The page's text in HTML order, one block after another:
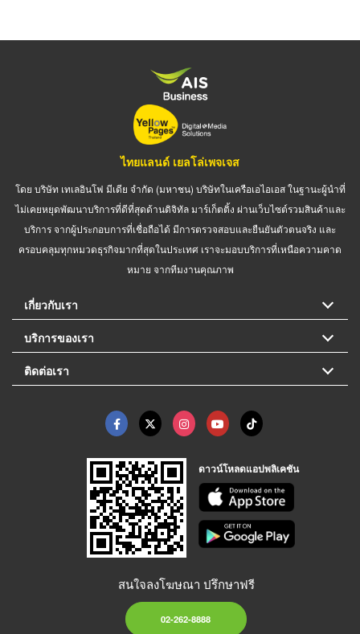
ไทยแลนด์ เยลโล่เพจเจส
โดย บริษัท เทเลอินโฟ มีเดีย จำกัด (มหาชน) บริษัทในเครือเอไอเอส ในฐานะผู้นำที่
ไม่เคยหยุดพัฒนาบริการที่ดีที่สุดด้านดิจิทัล มาร์เก็ตติ้ง ผ่านเว็บไซต์รวมสินค้าและ
บริการ จากผู้ประกอบการที่เชื่อถือได้ มีการตรวจสอบและยืนยันตัวตนจริง และ
ครอบคลุมทุกหมวดธุรกิจมากที่สุดในประเทศ เราจะมอบบริการที่เหนือความคาด
หมาย จากทีมงานคุณภาพ
เกี่ยวกับเรา
บริการของเรา
ติดต่อเรา
ดาวน์โหลดแอปพลิเคชัน
สนใจลงโฆษณา ปรึกษาฟรี
02-262-8888